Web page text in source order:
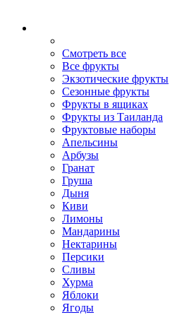
Смотреть все
Все фрукты
Экзотические фрукты
Сезонные фрукты
Фрукты в ящиках
Фрукты из Таиланда
Фруктовые наборы
Апельсины
Арбузы
Гранат
Груша
Дыня
Киви
Лимоны
Мандарины
Нектарины
Персики
Сливы
Хурма
Яблоки
Ягоды